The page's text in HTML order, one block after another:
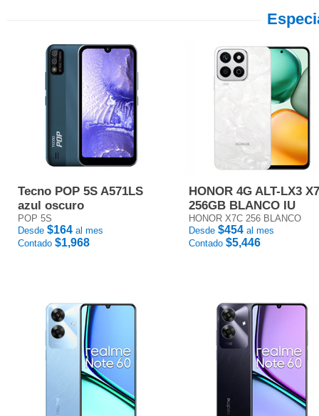
Tecno POP 5S A571LS
azul oscuro
POP 5S
Desde $164 al mes
Contado $1,968
HONOR 4G ALT-LX3
256GB BLANCO IU
HONOR X7C 256 BLANCO
Desde $454 al mes
Contado $5,446